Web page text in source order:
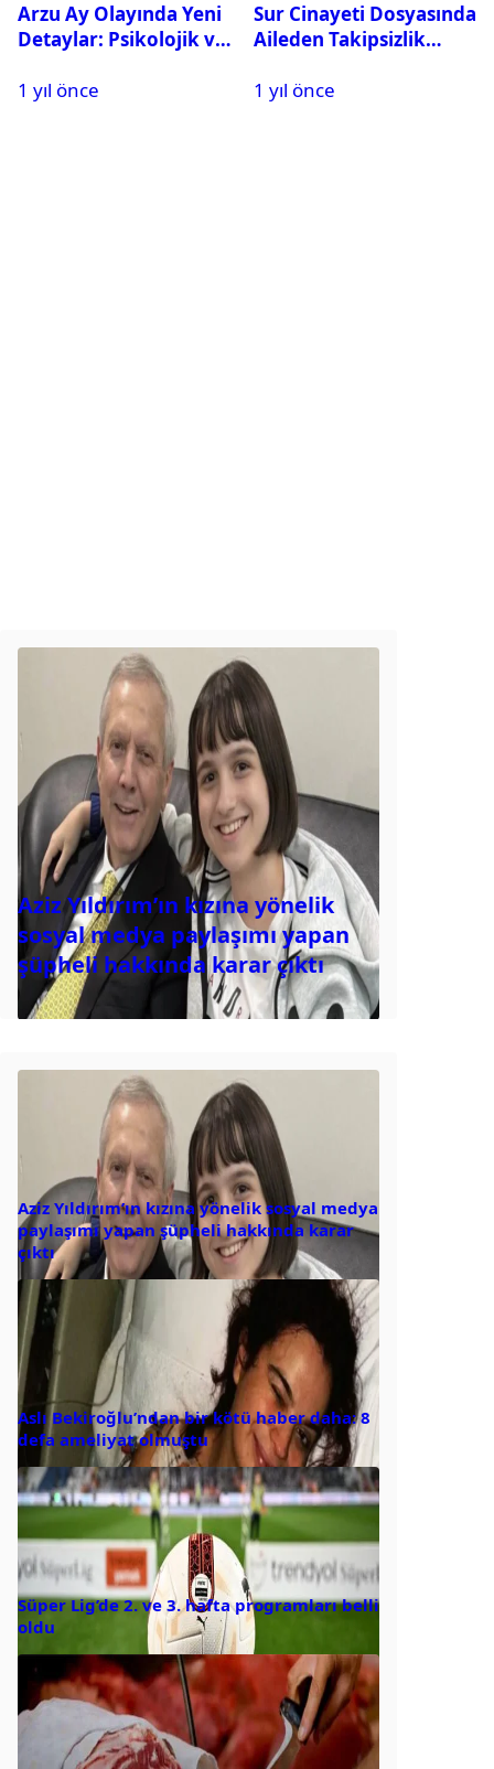
Arzu Ay Olayında Yeni
Detaylar: Psikolojik ve
Gündemde
1 yıl önce
Sur Cinayeti Dosyasında
Aileden Takipsizlik
1 yıl önce
Aziz Yıldırım’ın kızına yönelik
sosyal medya paylaşımı yapan
şüpheli hakkında karar çıktı
Aziz Yıldırım’ın kızına yönelik sosyal medya
paylaşımı yapan şüpheli hakkında karar
çıktı
Aslı Bekiroğlu’ndan bir kötü haber daha: 8
defa ameliyat olmuştu
Süper Lig’de 2. ve 3. hafta programları belli
oldu